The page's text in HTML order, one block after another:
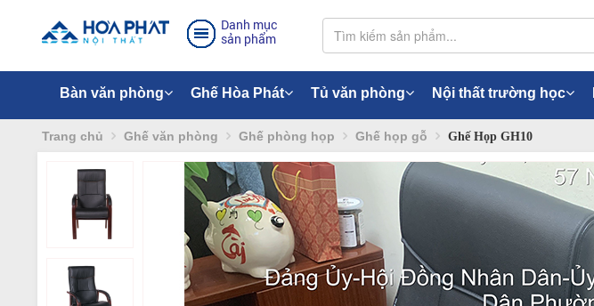
Danh mục
sản phẩm
Bàn văn phòng Ghế Hòa Phát Tủ văn phòng Nội thất trường học
Trang chủ Ghế văn phòng Ghế phòng họp Ghế họp gỗ Ghế Họp GH10